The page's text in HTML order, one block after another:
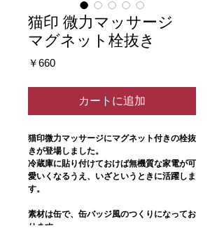
猫印 微力マッサージ
マグネット栓抜き
￥660価
カートに追加
猫印微力マッサージにマグネット付きの栓抜
きが登場しました。
冷蔵庫に貼り付けておけば無機質な家電が可
愛いくなるうえ、いざというときに活躍しま
す。
素材は缶で、缶バッジ風のつくりになってお
ります。